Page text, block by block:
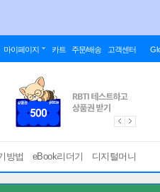
마이페이지 카트 주문/배송 고객센터
방법 eBook리더기 디지털머니